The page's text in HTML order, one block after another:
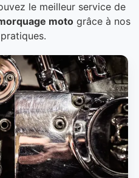
le meilleur service de
motogrâce à nos